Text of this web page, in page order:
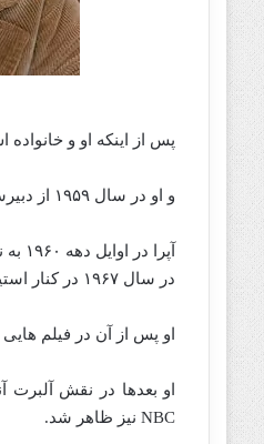
پس از اینکه او و
و او در سال ۱۹۵۹ از دبیرستان دوایت مورو فارغ التحصیل شد.
در سال ۱۹۶۷ در کنار استیو مک کوئین، نقش یک قاتل را بازی کرد.
او پس از آن در فیلم هایی مانند «ملخ» (۱۹۷۰) و «کشتن
NBC نیز ظاهر شد.